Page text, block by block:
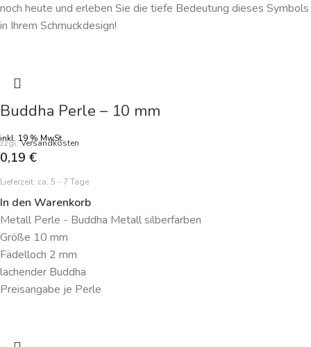
noch heute und erleben Sie die tiefe Bedeutung dieses Symbols
in Ihrem Schmuckdesign!
Buddha Perle – 10 mm
inkl. 19 % MwSt.
zzgl.Versandkosten
0,19 €
Lieferzeit: ca. 5 - 7 Tage
In den Warenkorb
Metall Perle - Buddha Metall silberfarben
Größe 10 mm
Fädelloch 2 mm
lachender Buddha
Preisangabe je Perle